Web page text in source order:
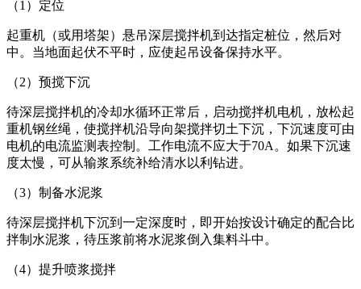
（1）定位
起重机（或用塔架）悬吊深层搅拌机到达指定桩位，然后对
中。当地面起伏不平时，应使起吊设备保持水平。
（2）预搅下沉
待深层搅拌机的冷却水循环正常后，启动搅拌机电机，放松起
重机钢丝绳，使搅拌机沿导向架搅拌切土下沉，下沉速度可由
电机的电流监测表控制。工作电流不应大于70A。如果下沉速
度太慢，可从输浆系统补给清水以利钻进。
（3）制备水泥浆
待深层搅拌机下沉到一定深度时，即开始按设计确定的配合比
拌制水泥浆，待压浆前将水泥浆倒入集料斗中。
（4）提升喷浆搅拌